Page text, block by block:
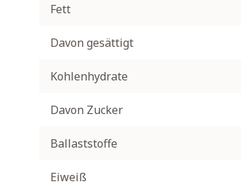
Fett
Davon gesättigt
Kohlenhydrate
Davon Zucker
Ballaststoffe
Eiweiß